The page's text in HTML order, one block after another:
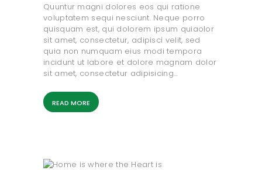
Quuntur magni dolores eos qui ratione
voluptatem sequi nesciunt. Neque porro
quisquam est, qui dolorem ipsum quiaolor
sit amet, consectetur, adipisci velit, sed
quia non numquam eius modi tempora
incidunt ut labore et dolore magnam dolor
sit amet, consectetur adipisicing…
READ MORE